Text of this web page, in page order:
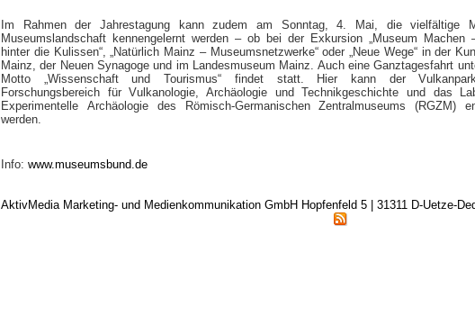
Im Rahmen der Jahrestagung kann zudem am Sonntag, 4. Mai, die vielfältige
Museumslandschaft kennengelernt werden – ob bei der Exkursion „Museum Machen
hinter die Kulissen“, „Natürlich Mainz – Museumsnetzwerke“ oder „Neue Wege“ in der
Mainz, der Neuen Synagoge und im Landesmuseum Mainz. Auch eine Ganztagesfahrt
Motto „Wissenschaft und Tourismus“ findet statt. Hier kann der
Forschungsbereich für Vulkanologie, Archäologie und Technikgeschichte und das
Experimentelle Archäologie des Römisch-Germanischen Zentralmuseums (RGZM)
werden.
Info: www.museumsbund.de
AktivMedia Marketing- und Medienkommunikation GmbH Hopfenfeld 5 | 31311 D-Uetze-